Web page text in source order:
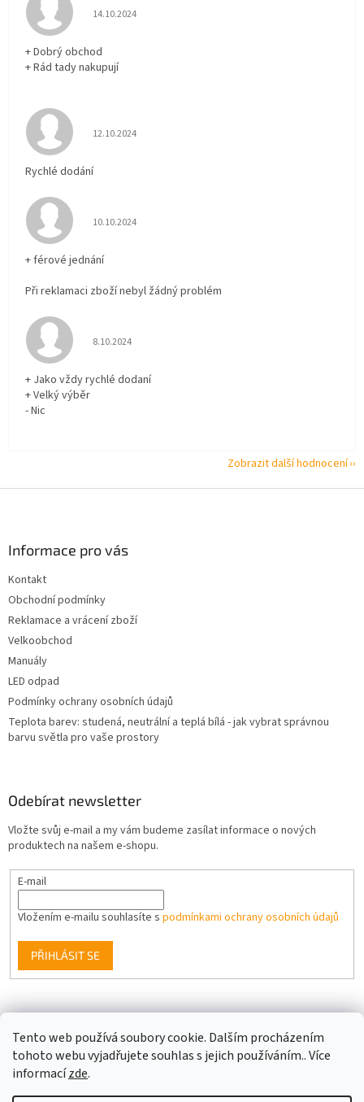
Tento web používá soubory cookie. Dalším procházením
tohoto webu vyjadřujete souhlas s jejich používáním.. Více
informacízde.
Hodnocení obchodu je 5 z 5 hvězdiček.
14.10.2024
+ Dobrý obchod
+ Rád tady nakupují
Hodnocení obchodu je 5 z 5 hvězdiček.
12.10.2024
Rychlé dodání
Hodnocení obchodu je 5 z 5 hvězdiček.
10.10.2024
+ férové jednání
Při reklamaci zboží nebyl žádný problém
Hodnocení obchodu je 5 z 5 hvězdiček.
8.10.2024
+ Jako vždy rychlé dodaní
+ Velký výběr
- Nic
Zobrazit další hodnocení
Informace pro vás
Kontakt
Obchodní podmínky
Reklamace a vrácení zboží
Velkoobchod
Manuály
LED odpad
Podmínky ochrany osobních údajů
Teplota barev: studená, neutrální a teplá bílá - jak vybrat správnou
barvu světla pro vaše prostory
Odebírat newsletter
Vložte svůj e-mail a my vám budeme zasílat informace o nových
produktech na našem e-shopu.
E-mail
Vložením e-mailu souhlasíte s podmínkami ochrany osobních údajů
PŘIHLÁSIT SE
Facebook